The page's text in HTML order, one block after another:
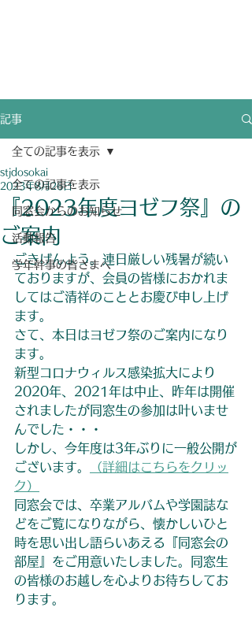
記事
全ての記事を表示
同窓会からのお知らせ
活動報告
学年幹事の皆さまへ
全ての記事を表示
『2023年度ヨゼフ祭』の
ご案内
stjdosokai
2023年8月26日
ごきげんよう。連日厳しい残暑が続い
ておりますが、会員の皆様におかれま
してはご清祥のこととお慶び申し上げ
ます。
さて、本日はヨゼフ祭のご案内になり
ます。
新型コロナウィルス感染拡大により
2020年、2021年は中止、昨年は開催
されましたが同窓生の参加は叶いませ
んでした・・・
しかし、今年度は3年ぶりに一般公開が
ございます。
（詳細はこちらをクリッ
ク）
同窓会では、卒業アルバムや学園誌な
どをご覧になりながら、懐かしいひと
時を思い出し語らいあえる『同窓会の
部屋』をご用意いたしました。同窓生
の皆様のお越しを心よりお待ちしてお
ります。